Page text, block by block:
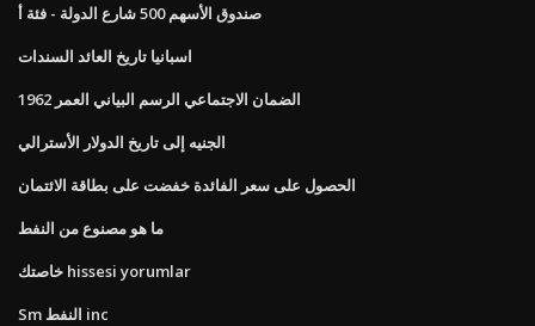
صندوق الأسهم 500 شارع الدولة - فئة أ
اسبانيا تاريخ العائد السندات
الضمان الاجتماعي الرسم البياني العمر 1962
الجنيه إلى تاريخ الدولار الأسترالي
الحصول على سعر الفائدة خفضت على بطاقة الائتمان
ما هو مصنوع من النفط
خاصتك hissesi yorumlar
Sm النفط inc